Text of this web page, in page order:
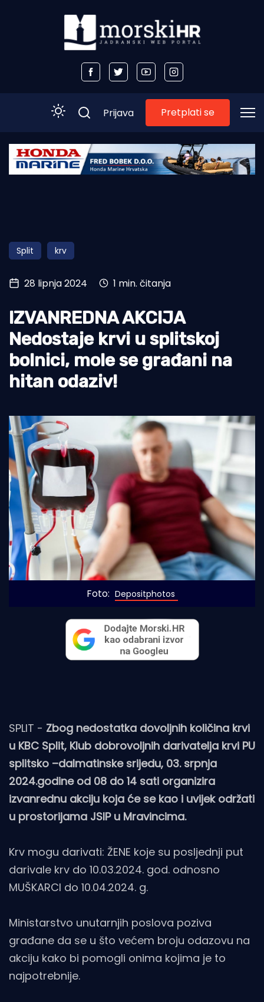
Početna
Obala
Otoci
Turizam i nautika
Pomorstvo
Ribolov
Ekologija
Tradicija i kultura
Prijava Pretplati se
Split krv
28 lipnja 2024 1 min. čitanja
IZVANREDNA AKCIJA
Nedostaje krvi u splitskoj
bolnici, mole se građani na
hitan odaziv!
Foto: Depositphotos
SPLIT - Zbog nedostatka dovoljnih količina krvi
u KBC Split, Klub dobrovoljnih darivatelja krvi PU
splitsko –dalmatinske srijedu, 03. srpnja
2024.godine od 08 do 14 sati organizira
izvanrednu akciju koja će se kao i uvijek održati
u prostorijama JSIP u Mravincima.
Krv mogu darivati: ŽENE koje su posljednji put
darivale krv do 10.03.2024. god. odnosno
MUŠKARCI do 10.04.2024. g.
Ministarstvo unutarnjih poslova poziva
građane da se u što većem broju odazovu na
akciju kako bi pomogli onima kojima je to
najpotrebnije.